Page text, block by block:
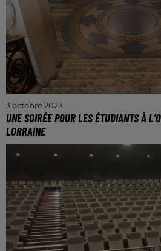
3 octobre 2023
UNE SOIRÉE POUR LES ÉTUDIANTS À
LORRAINE
Ce jeudi 5 octobre à partir de